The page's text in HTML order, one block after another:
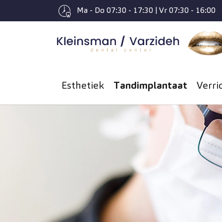
Ma - Do 07:30 - 17:30 | Vr 07:30 - 16:00
Esthetiek Tandimplantaat